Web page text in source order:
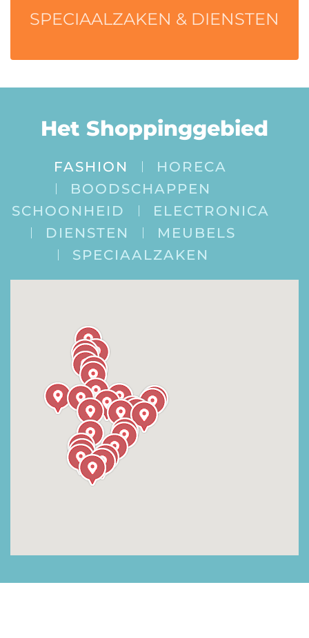
SPECIAALZAKEN & DIENSTEN
Het Shoppinggebied
FASHION
HORECA
BOODSCHAPPEN
SCHOONHEID
ELECTRONICA
DIENSTEN
MEUBELS
SPECIAALZAKEN